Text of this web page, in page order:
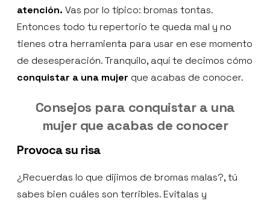
atención. Vas por lo típico: bromas tontas.
Entonces todo tu repertorio te queda mal y no
tienes otra herramienta para usar en ese momento
de desesperación. Tranquilo, aquí te decimos cómo
conquistar a una mujer que acabas de conocer.
Consejos para conquistar a una
mujer que acabas de conocer
Provoca su risa
¿Recuerdas lo que dijimos de bromas malas?, tú
sabes bien cuáles son terribles. Evítalas y